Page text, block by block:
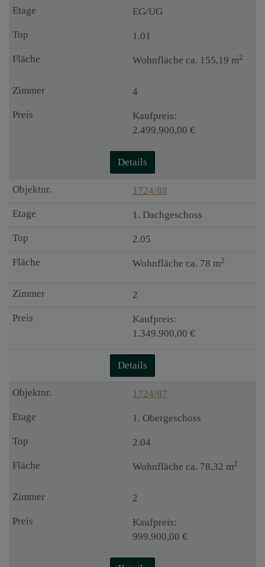
EG/UG
1.01
Wohnfläche ca. 155,19 m2
4
Kaufpreis:
2.499.900,00 €
Details
1724/88
1. Dachgeschoss
2.05
Wohnfläche ca. 78 m2
2
Kaufpreis:
1.349.900,00 €
Details
1724/87
1. Obergeschoss
2.04
Wohnfläche ca. 78,32 m2
2
Kaufpreis:
999.900,00 €